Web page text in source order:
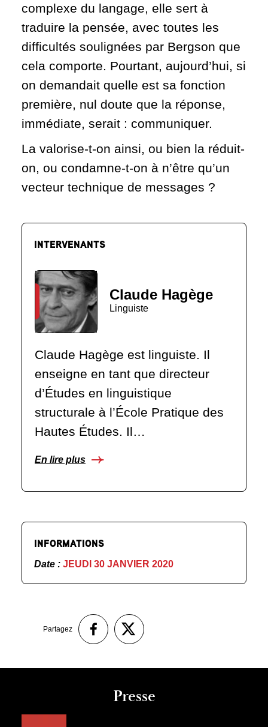
complexe du langage, elle sert à
traduire la pensée, avec toutes les
difficultés soulignées par Bergson que
cela comporte. Pourtant, aujourd’hui, si
on demandait quelle est sa fonction
première, nul doute que la réponse,
immédiate, serait : communiquer.
La valorise-t-on ainsi, ou bien la réduit-
on, ou condamne-t-on à n’être qu’un
vecteur technique de messages ?
INTERVENANTS
Claude Hagège
Linguiste
Claude Hagège est linguiste. Il
enseigne en tant que directeur
d’Études en linguistique
structurale à l’École Pratique des
Hautes Études. Il…
En lire plus
INFORMATIONS
Date : JEUDI 30 JANVIER 2020
Partagez
Presse